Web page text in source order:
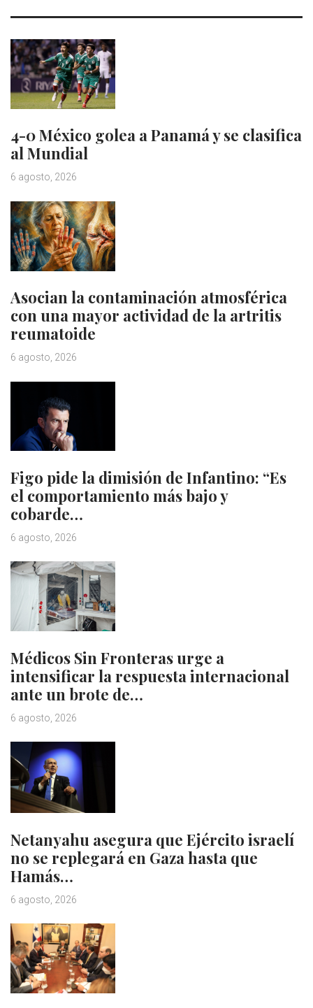
4-0 México golea a Panamá y se clasifica
al Mundial
6 agosto, 2026
Asocian la contaminación atmosférica
con una mayor actividad de la artritis
reumatoide
6 agosto, 2026
Figo pide la dimisión de Infantino: “Es
el comportamiento más bajo y
cobarde…
6 agosto, 2026
Médicos Sin Fronteras urge a
intensificar la respuesta internacional
ante un brote de…
6 agosto, 2026
Netanyahu asegura que Ejército israelí
no se replegará en Gaza hasta que
Hamás…
6 agosto, 2026